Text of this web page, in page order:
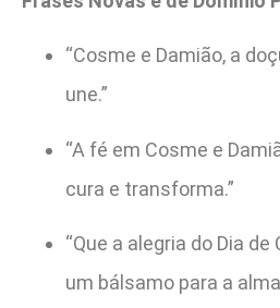
“Cosme e Damião, a
une.”
“A fé em Cosme e
cura e transforma.”
“Que a alegria do Dia
um bálsamo para a